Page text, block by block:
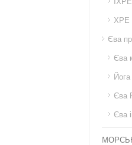
XPE
Єва
Єва
Єва
Єва